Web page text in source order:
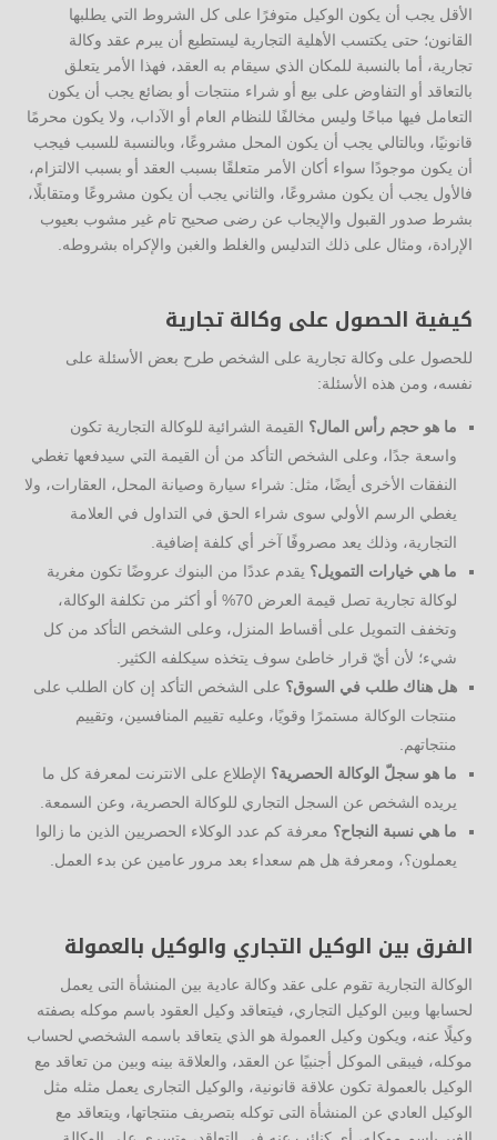
الأقل يجب أن يكون الوكيل متوفرًا على كل الشروط التي يطلبها
القانون؛ حتى يكتسب الأهلية التجارية ليستطيع أن يبرم عقد وكالة
تجارية، أما بالنسبة للمكان الذي سيقام به العقد، فهذا الأمر يتعلق
بالتعاقد أو التفاوض على بيع أو شراء منتجات أو بضائع يجب أن يكون
التعامل فيها مباحًا وليس مخالفًا للنظام العام أو الآداب، ولا يكون محرمًا
قانونيًا، وبالتالي يجب أن يكون المحل مشروعًا، وبالنسبة للسبب فيجب
أن يكون موجودًا سواء أكان الأمر متعلقًا بسبب العقد أو بسبب الالتزام،
فالأول يجب أن يكون مشروعًا، والثاني يجب أن يكون مشروعًا ومتقابلًا،
بشرط صدور القبول والإيجاب عن رضى صحيح تام غير مشوب بعيوب
الإرادة، ومثال على ذلك التدليس والغلط والغبن والإكراه بشروطه.
كيفية الحصول على وكالة تجارية
للحصول على وكالة تجارية على الشخص طرح بعض الأسئلة على
نفسه، ومن هذه الأسئلة:
ما هو حجم رأس المال؟ القيمة الشرائية للوكالة التجارية تكون
واسعة جدًا، وعلى الشخص التأكد من أن القيمة التي سيدفعها تغطي
النفقات الأخرى أيضًا، مثل: شراء سيارة وصيانة المحل، العقارات، ولا
يغطي الرسم الأولي سوى شراء الحق في التداول في العلامة
التجارية، وذلك يعد مصروفًا آخر أي كلفة إضافية.
ما هي خيارات التمويل؟ يقدم عددًا من البنوك عروضًا تكون مغرية
لوكالة تجارية تصل قيمة العرض 70% أو أكثر من تكلفة الوكالة،
وتخفف التمويل على أقساط المنزل، وعلى الشخص التأكد من كل
شيء؛ لأن أيّ قرار خاطئ سوف يتخذه سيكلفه الكثير.
هل هناك طلب في السوق؟ على الشخص التأكد إن كان الطلب على
منتجات الوكالة مستمرًا وقويًا، وعليه تقييم المنافسين، وتقييم
منتجاتهم.
ما هو سجلّ الوكالة الحصرية؟ الإطلاع على الانترنت لمعرفة كل ما
يريده الشخص عن السجل التجاري للوكالة الحصرية، وعن السمعة.
ما هي نسبة النجاح؟ معرفة كم عدد الوكلاء الحصريين الذين ما زالوا
يعملون؟، ومعرفة هل هم سعداء بعد مرور عامين عن بدء العمل.
الفرق بين الوكيل التجاري والوكيل بالعمولة
الوكالة التجارية تقوم على عقد وكالة عادية بين المنشأة التى يعمل
لحسابها وبين الوكيل التجاري، فيتعاقد وكيل العقود باسم موكله بصفته
وكيلًا عنه، ويكون وكيل العمولة هو الذي يتعاقد باسمه الشخصي لحساب
موكله، فيبقى الموكل أجنبيًا عن العقد، والعلاقة بينه وبين من تعاقد مع
الوكيل بالعمولة تكون علاقة قانونية، والوكيل التجارى يعمل مثله مثل
الوكيل العادي عن المنشأة التى توكله بتصريف منتجاتها، ويتعاقد مع